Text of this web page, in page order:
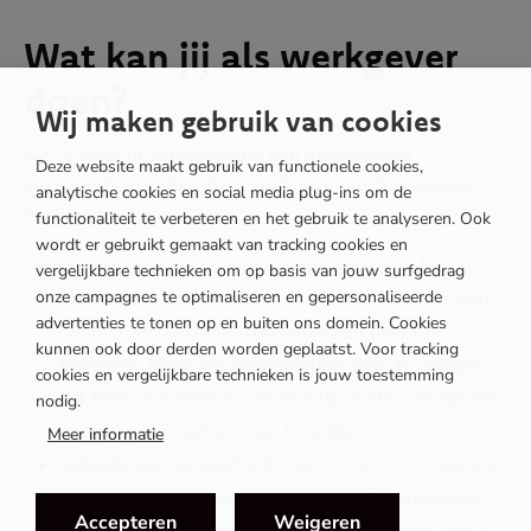
Wat kan jij als werkgever
doen?
Als je weet of vermoedt dat een medewerker
laaggeletterd is, kan jij als werkgever op de volgende
manieren helpen:
Ga erover in gesprek met je medewerker. De
meeste mensen die moeite met lezen en schrijven
hebben, vinden het lastig om er zelf over te
beginnen. Maak het bespreekbaar door te zeggen
dat heel veel mensen dit moeilijk vinden. En dat het
goed is om er samen over te praten.
jaarlijks subsidie beschikbaar voor het verbeteren
Wij maken gebruik van cookies
Deze website maakt gebruik van functionele cookies,
analytische cookies en social media plug-ins om de
functionaliteit te verbeteren en het gebruik te analyseren. Ook
wordt er gebruikt gemaakt van tracking cookies en
vergelijkbare technieken om op basis van jouw surfgedrag
onze campagnes te optimaliseren en gepersonaliseerde
advertenties te tonen op en buiten ons domein. Cookies
kunnen ook door derden worden geplaatst. Voor tracking
cookies en vergelijkbare technieken is jouw toestemming
nodig.
Meer informatie
Accepteren Weigeren